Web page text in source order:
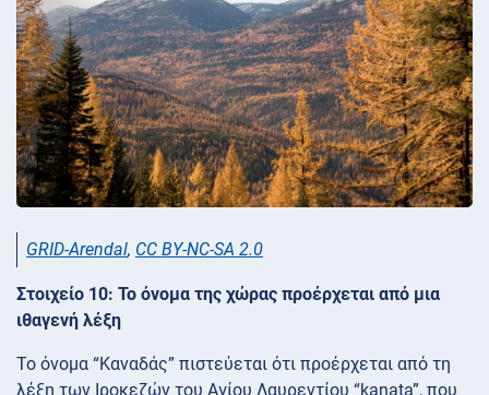
GRID-Arendal, CC BY-NC-SA 2.0
Στοιχείο 10: Το όνομα της χώρας προέρχεται από μια
ιθαγενή λέξη
Το όνομα “Καναδάς” πιστεύεται ότι προέρχεται από τη
λέξη των Ιροκεζών του Αγίου Λαυρεντίου “kanata”, που